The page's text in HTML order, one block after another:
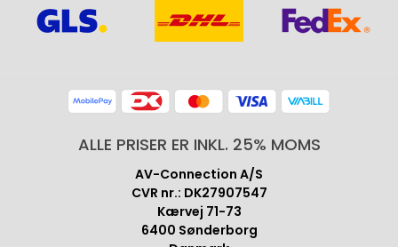
ALLE PRISER ER INKL. 25% MOMS
AV-Connection A/S
CVR nr.: DK27907547
Kærvej 71-73
6400 Sønderborg